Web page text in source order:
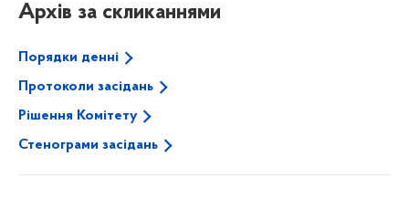
Архів за скликаннями
Порядки денні
Протоколи засідань
Рішення Комітету
Стенограми засідань